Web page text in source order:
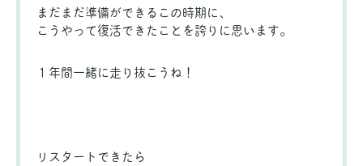
まだまだ準備ができるこの時期に、
こうやって復活できたことを誇りに思います。
１年間一緒に走り抜こうね！
リスタートできたら